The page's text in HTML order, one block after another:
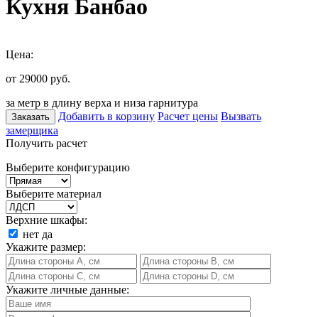
Кухня Банбао
Цена:
от 29000 руб.
за метр в длину верха и низа гарнитура
Заказать Добавить в корзину Расчет цены Вызвать
замерщика
Получить расчет
Выберите конфигурацию
Выберите материал
Верхние шкафы:
нет да
Укажите размер:
Укажите личные данные: